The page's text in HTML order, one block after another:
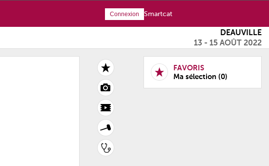
Connexion Smartcat
DEAUVILLE
13 - 15 AOÛT 2022
FAVORIS
Ma sélection (0)